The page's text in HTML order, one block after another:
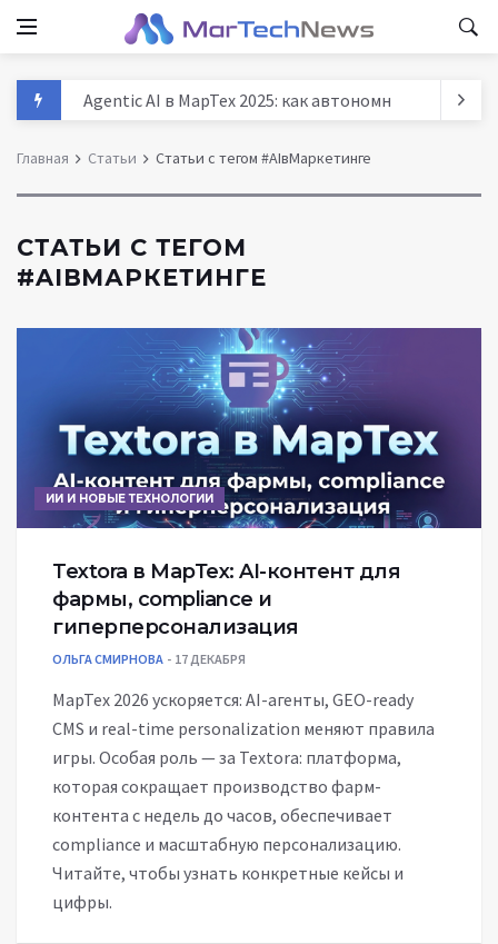
Agentic AI в МарТех 2025: как автономные агенты
Главная Статьи Статьи с тегом #AIвМаркетинге
СТАТЬИ С ТЕГОМ
#AIВМАРКЕТИНГЕ
ИИ И НОВЫЕ ТЕХНОЛОГИИ
Textora в МарТех: AI-контент для
фармы, compliance и
гиперперсонализация
ОЛЬГА СМИРНОВА 17 ДЕКАБРЯ
МарТех 2026 ускоряется: AI-агенты, GEO-ready
CMS и real-time personalization меняют правила
игры. Особая роль — за Textora: платформа,
которая сокращает производство фарм-
контента с недель до часов, обеспечивает
compliance и масштабную персонализацию.
Читайте, чтобы узнать конкретные кейсы и
цифры.